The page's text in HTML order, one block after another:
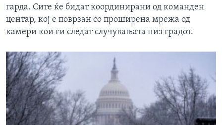
гарда. Сите ќе бидат координирани од команден
центар, кој е поврзан со проширена мрежа од
камери кои ги следат случувањата низ градот.